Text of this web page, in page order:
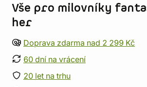
Vše pro milovníky
her
Doprava zdarma nad 2 299 Kč
60 dní na vrácení
20 let na trhu